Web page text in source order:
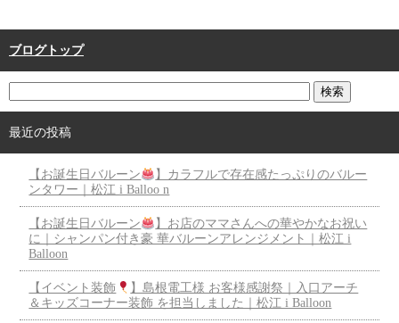
ブログトップ
最近の投稿
【お誕生日バルーン
】カラフルで存在感たっぷりのバルー
ンタワー｜松江 i Balloo n
【お誕生日バルーン
】お店のママさんへの華やかなお祝い
に｜シャンパン付き豪 華バルーンアレンジメント｜松江 i
Balloon
【イベント装飾
】島根電工様 お客様感謝祭｜入口アーチ
＆キッズコーナー装飾 を担当しました｜松江 i Balloon